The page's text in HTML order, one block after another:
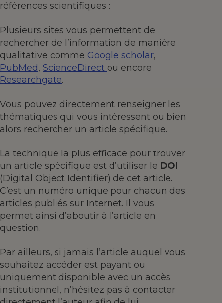
références scientifiques :
Plusieurs sites vous permettent de
rechercher de l’information de manière
qualitative comme Google scholar,
PubMed, ScienceDirect ou encore
Researchgate.
Vous pouvez directement renseigner les
thématiques qui vous intéressent ou bien
alors rechercher un article spécifique.
La technique la plus efficace pour trouver
un article spécifique est d’utiliser le DOI
(Digital Object Identifier) de cet article.
C’est un numéro unique pour chacun des
articles publiés sur Internet. Il vous
permet ainsi d’aboutir à l’article en
question.
Par ailleurs, si jamais l’article auquel vous
souhaitez accéder est payant ou
uniquement disponible avec un accès
institutionnel, n’hésitez pas à contacter